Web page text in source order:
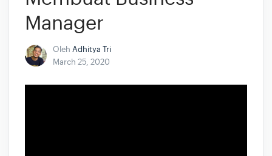
Manager
Oleh Adhitya Tri
March 25, 2020